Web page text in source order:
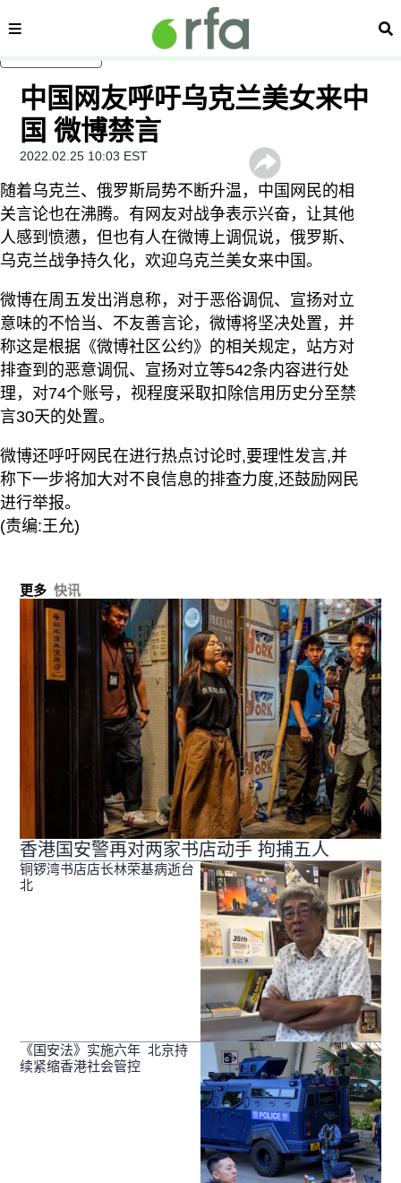
内容分类 搜
中国网友呼吁乌克兰美女来中
国 微博禁言
2022.02.25 10:03 EST
随着乌克兰、俄罗斯局势不断升温，中国网民的相
关言论也在沸腾。有网友对战争表示兴奋，让其他
人感到愤懑，但也有人在微博上调侃说，俄罗斯、
乌克兰战争持久化，欢迎乌克兰美女来中国。
微博在周五发出消息称，对于恶俗调侃、宣扬对立
意味的不恰当、不友善言论，微博将坚决处置，并
称这是根据《微博社区公约》的相关规定，站方对
排查到的恶意调侃、宣扬对立等542条内容进行处
理，对74个账号，视程度采取扣除信用历史分至禁
言30天的处置。
微博还呼吁网民在进行热点讨论时,要理性发言,并
称下一步将加大对不良信息的排查力度,还鼓励网民
进行举报。
(责编:王允)
更多 快讯
香港国安警再对两家书店动手 拘捕五人
铜锣湾书店店长林荣基病逝台
北
《国安法》实施六年 北京持
续紧缩香港社会管控